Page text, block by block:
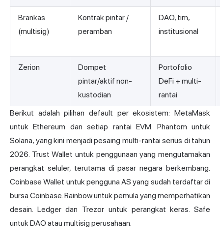
Brankas
(multisig)
Kontrak pintar /
peramban
DAO, tim,
institusional
Zerion
Dompet
pintar/aktif non-
kustodian
Portofolio
DeFi + multi-
rantai
Berikut adalah pilihan default per ekosistem: MetaMask
untuk Ethereum dan setiap rantai EVM. Phantom untuk
Solana, yang kini menjadi pesaing multi-rantai serius di tahun
2026. Trust Wallet untuk penggunaan yang mengutamakan
perangkat seluler, terutama di pasar negara berkembang.
Coinbase Wallet untuk pengguna AS yang sudah terdaftar di
bursa Coinbase. Rainbow untuk pemula yang memperhatikan
desain. Ledger dan Trezor untuk perangkat keras. Safe
untuk DAO atau multisig perusahaan.